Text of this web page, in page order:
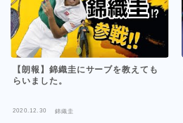
【朗報】錦織圭にサーブを教えても
らいました。
2020.12.30 錦織圭